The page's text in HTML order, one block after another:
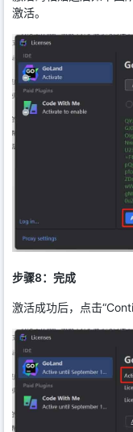
激活。
步骤8：完成
激活成功后，点击